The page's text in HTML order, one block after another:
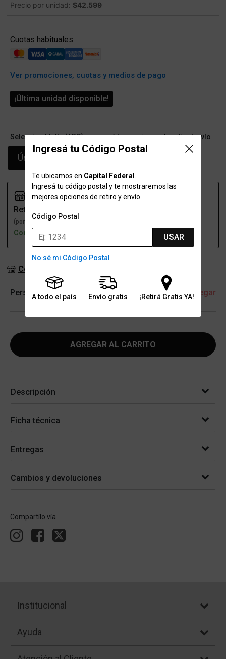
Ingresá tu Código Postal
Te ubicamos en Capital Federal
Ingresá tu código postal y te mostraremos las
mejores opciones de retiro y envío.
Código Postal
USAR
No sé mi Código Postal
A todo el país Envío gratis ¡Retirá Gratis YA!
Precio por unidad: $42.599
Cuotas habituales
Ver promociones, cuotas y medios de pago
¡Última unidad disponible!
Seleccioná talle (ARG) y conocé las opciones de retiro/envío
Único
Retiro
(por una sucursal)
Con stock
Consultar stock en sucursales
Personalización + Agregar
AGREGAR AL CARRITO
Descripción
Ficha técnica
Entregas
Cambios y devoluciones
Compartílo vía
Institucional
Ayuda